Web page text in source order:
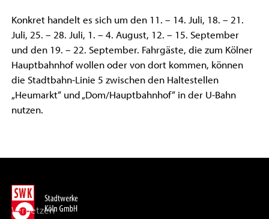
Konkret handelt es sich um den 11. – 14. Juli, 18. – 21.
Juli, 25. – 28. Juli, 1. – 4. August, 12. – 15. September
und den 19. – 22. September. Fahrgäste, die zum Kölner
Hauptbahnhof wollen oder von dort kommen, können
die Stadtbahn-Linie 5 zwischen den Haltestellen
„Heumarkt“ und „Dom/Hauptbahnhof“ in der U-Bahn
nutzen.
Vernetzen